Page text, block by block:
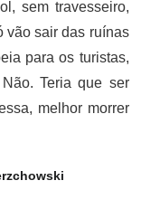
sem travesseiro,
vão sair das ruínas
para os turistas,
Teria que ser
melhor morrer